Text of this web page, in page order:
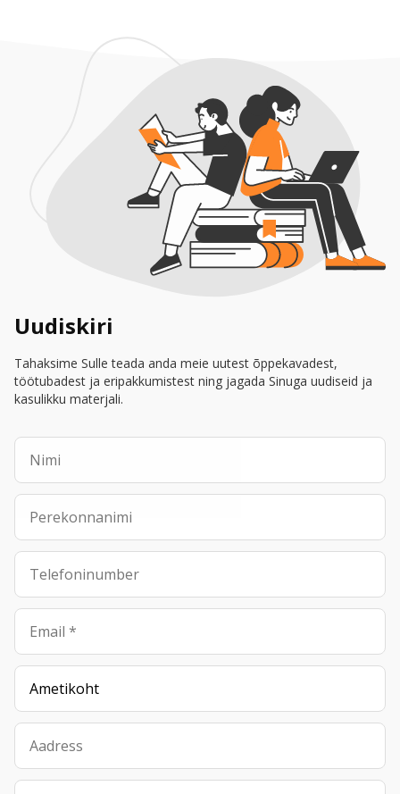
Uudiskiri
Tahaksime Sulle teada anda meie uutest õppekavadest,
töötubadest ja eripakkumistest ning jagada Sinuga uudiseid ja
kasulikku materjali.